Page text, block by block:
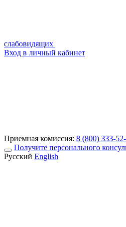
слабовидящих
Вход в личный кабинет
Приемная комиссия: 8 (800) 333-
Получите персонального
Русский English